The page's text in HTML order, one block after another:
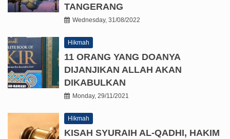
TANGERANG
Wednesday, 31/08/2022
Hikmah
11 ORANG YANG DOANYA
DIJANJIKAN ALLAH AKAN
DIKABULKAN
Monday, 29/11/2021
Hikmah
KISAH SYURAIH AL-QADHI, HAKIM